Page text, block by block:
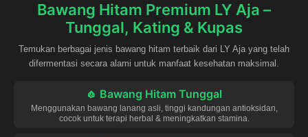
Bawang Hitam Premium LY Aja –
Tunggal, Kating & Kupas
Temukan berbagai jenis bawang hitam terbaik dari LY Aja yang telah
difermentasi secara alami untuk manfaat kesehatan maksimal.
🧄 Bawang Hitam Tunggal
Menggunakan bawang lanang asli, tinggi kandungan antioksidan,
cocok untuk terapi herbal & meningkatkan stamina.